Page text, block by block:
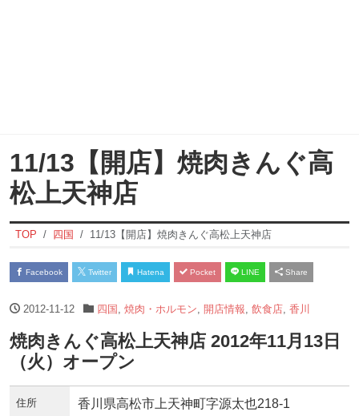
11/13【開店】焼肉きんぐ高
松上天神店
TOP 四国 11/13【開店】焼肉きんぐ高松上天神店
Facebook Twitter Hatena Pocket LINE Share
2012-11-12 四国 焼肉・ホルモン 開店情報 飲食店, 香川
焼肉きんぐ高松上天神店 2012年11月13日
（火）オープン
住所 香川県高松市上天神町字源太也218-1